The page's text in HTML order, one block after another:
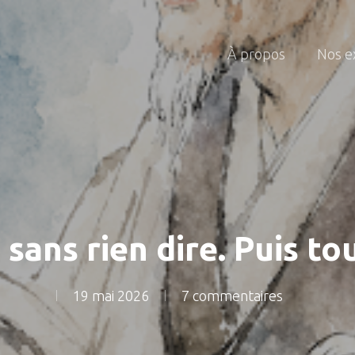
À propos Nos
sans rien dire. Puis
19 mai 2026 7 commentaires